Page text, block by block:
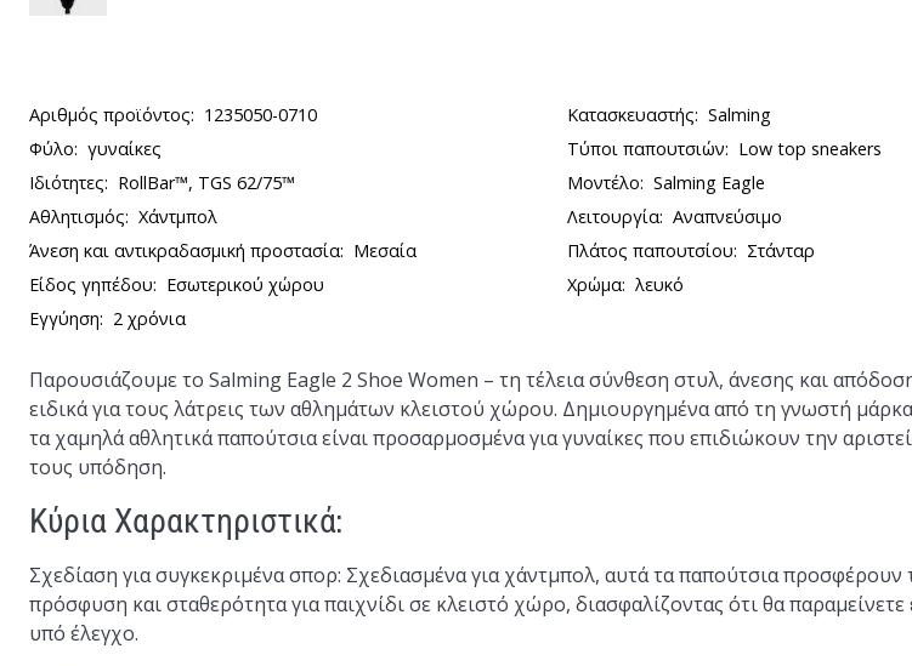
Αριθμός προϊόντος: 1235050-0710 Κατασκευαστής: Salming
Φύλο: γυναίκες Τύποι παπουτσιών: Low top sneakers
Ιδιότητες: RollBar™, TGS 62/75™ Μοντέλο: Salming Eagle
Αθλητισμός: Χάντμπολ Λειτουργία: Αναπνεύσιμο
Άνεση και αντικραδασμική προστασία: Μεσαία Πλάτος παπουτσίου: Στάνταρ
Είδος γηπέδου: Εσωτερικού χώρου Χρώμα: λευκό
Εγγύηση: 2 χρόνια
Παρουσιάζουμε το Salming Eagle 2 Shoe Women – τη τέλεια σύνθεση στυλ, άνεσης και
ειδικά για τους λάτρεις των αθλημάτων κλειστού χώρου. Δημιουργημένα από τη γνωστή
τα χαμηλά αθλητικά παπούτσια είναι προσαρμοσμένα για γυναίκες που επιδιώκουν την
τους υπόδηση.
Κύρια Χαρακτηριστικά:
Σχεδίαση για συγκεκριμένα σπορ: Σχεδιασμένα για χάντμπολ, αυτά τα παπούτσια προσφέρουν
πρόσφυση και σταθερότητα για παιχνίδι σε κλειστό χώρο, διασφαλίζοντας ότι θα παραμείνετε
υπό έλεγχο.